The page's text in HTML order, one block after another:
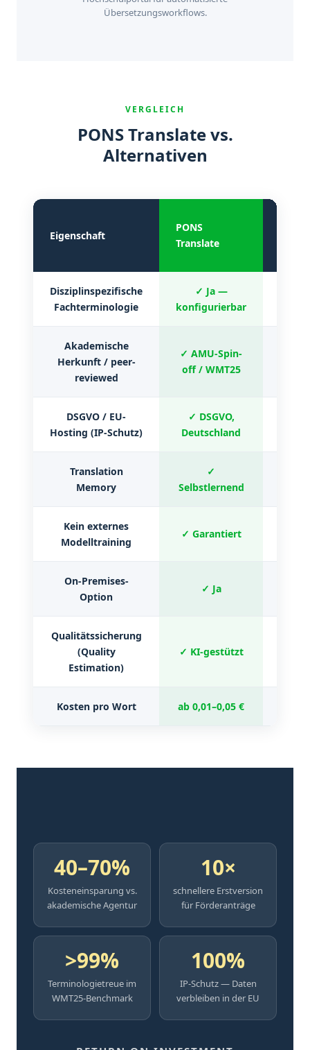
Übersetzungsworkflows.
VERGLEICH
PONS Translate vs.
Alternativen
Eigenschaft
PONS
Translate
Disziplinspezifische
Fachterminologie
✓ Ja —
konfigurierbar
Akademische
Herkunft / peer-
reviewed
✓ AMU-Spin-
off / WMT25
DSGVO / EU-
Hosting (IP-Schutz)
✓ DSGVO,
Deutschland
Translation
Memory
✓
Selbstlernend
Kein externes
Modelltraining
✓ Garantiert
On-Premises-
Option
✓ Ja
Qualitätssicherung
(Quality
Estimation)
✓ KI-gestützt
Kosten pro Wort ab 0,01–0,05 €
40–70%
Kosteneinsparung vs.
akademische Agentur
10×
schnellere Erstversion
für Förderanträge
>99%
Terminologietreue im
WMT25-Benchmark
100%
IP-Schutz — Daten
verbleiben in der EU